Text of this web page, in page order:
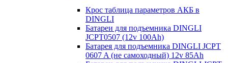
Крос таблица параметров АКБ в
DINGLI
Батареи для подъемника DINGLI
JCPT0507 (12v 100Ah)
Батарея для подъемника DINGLI JCPT
0607 A (не самоходный) 12v 85Ah